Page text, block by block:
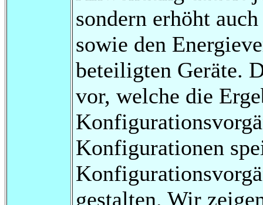
sondern erhöht
sowie den
beteiligten Geräte.
vor, welche die
Konfigurationen
gestalten. Wir